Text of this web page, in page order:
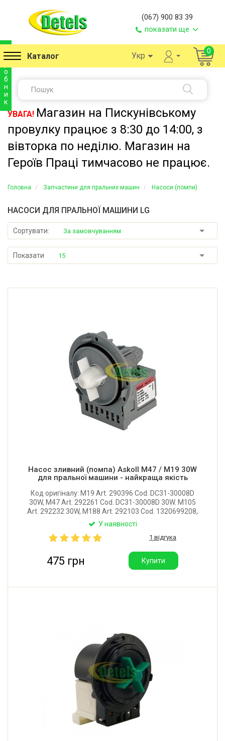
(067) 900 83 39
показати ще
Каталог Укр 0
УВАГА! Магазин на Пискунівському
провулку працює з 8:30 до 14:00, з
вівторка по неділю. Магазин на
Героїв Праці тимчасово не працює.
Головна Запчастини для пральних машин Насоси (помпи)
НАСОСИ ДЛЯ ПРАЛЬНОЇ МАШИНИ LG
Сортувати: За замовчуванням
Показати 15
и
о
б
н
и
к
Насос зливний (помпа) Askoll M47 / M19 30W
для пральної машини - найкраща якість
Код оригіналу: M19 Art. 290396 Cod. DC31-30008D
30W, M47 Art. 292261 Cod. DC31-30008D 30W. M105
Art. 292232 30W, M188 Art. 292103 Cod. 1320699208,
M188 Art. 292103 Cod. 50266741009, M281 RS0803,
(Словаччина).
У наявності
1 відгука
475 грн Купити